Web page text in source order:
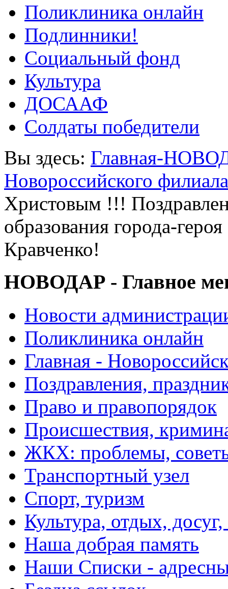
Поликлиника онлайн
Подлинники!
Социальный фонд
Культура
ДОСААФ
Солдаты победители
Вы здесь: Главная-
Новороссийского
Христовым !!!
образования города-
Кравченко!
НОВОДАР - Главное
Новости
Поликлиника онлайн
Главная -
Поздравления,
Право и правопорядок
Происшествия,
ЖКХ: проблемы,
Транспортный узел
Спорт, туризм
Культура, отдых,
Наша добрая память
Наши Списки -